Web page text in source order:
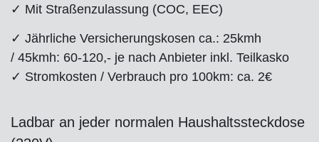
✓ Mit Straßenzulassung (COC, EEC)
✓ Jährliche Versicherungskosen ca.: 25kmh
/ 45kmh: 60-120,- je nach Anbieter inkl. Teilkasko
✓ Stromkosten / Verbrauch pro 100km: ca. 2€
Ladbar an jeder normalen Haushaltssteckdose